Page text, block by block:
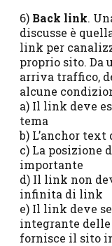
6) Back link.
discusse è
link per
proprio sito. Da
arriva traffico,
alcune
a) Il link deve
tema
b) L’anchor
c) La posizione
importante
d) Il link non
infinita di link
e) Il link deve
integrante
fornisce il sito